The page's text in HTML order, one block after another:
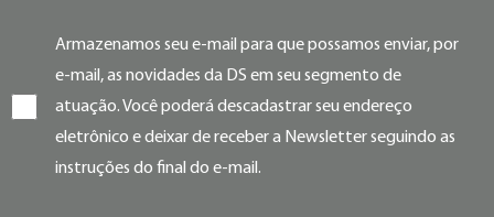
Armazenamos seu e-mail para que possamos enviar, por
e-mail, as novidades da DS em seu segmento de
atuação. Você poderá descadastrar seu endereço
eletrônico e deixar de receber a Newsletter seguindo as
instruções do final do e-mail.